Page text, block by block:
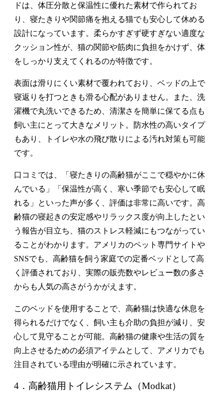
ドは、体圧分散と保温性に優れた素材で作られてお
り、寝たきりや関節痛を抱える猫でも安心して休める
設計になっています。柔らかすぎず硬すぎない適度な
クッション性が、猫の関節や筋肉に負担をかけず、体
をしっかり支えてくれるのが特徴です。
表面は滑りにくい素材で覆われており、ベッドの上で
寝返りを打つときも滑る心配がありません。また、洗
濯機で丸洗いできるため、清潔さを簡単に保てる点も
飼い主にとって大きなメリット。防水性の高いタイプ
もあり、トイレや水の飛び散りによる汚れ対策も可能
です。
口コミでは、「寝たきりの高齢猫がここで穏やかに休
んでいる」「保温性が高く、寒い季節でも安心して眠
れる」といった声が多く、評価は非常に高いです。高
齢猫の寝起きの安定感やリラックス度が向上したとい
う報告が目立ち、猫のストレス軽減にもつながってい
ることがわかります。アメリカのペット専門サイトや
SNSでも、高齢猫を飼う家庭での定番ベッドとして高
く評価されており、実際の販売数やレビュー数の多さ
からも人気の高さがうかがえます。
このベッドを使用することで、高齢猫は快適な休息を
得られるだけでなく、飼い主も介助の負担が減り、安
心して見守ることが可能。高齢猫の健康や生活の質を
向上させるための必須アイテムとして、アメリカでも
注目されている理由が明確に示されています。
4．高齢猫用トイレシステム（Modkat）